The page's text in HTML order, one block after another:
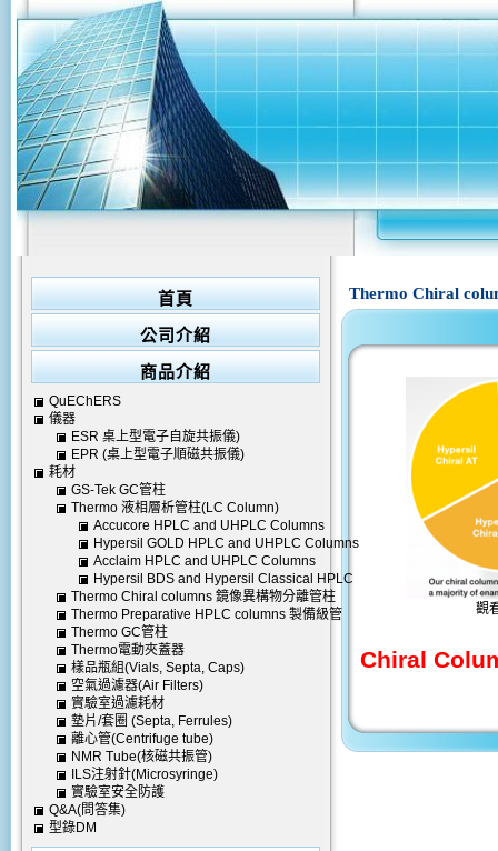
Thermo Chiral
觀
Chiral
首頁
公司介紹
商品介紹
QuEChERS
儀器
ESR 桌上型電子自旋共振儀)
EPR (桌上型電子順磁共振儀)
耗材
GS-Tek GC管柱
Thermo 液相層析管柱(LC Column)
Accucore HPLC and UHPLC Columns
Hypersil GOLD HPLC and UHPLC Columns
Acclaim HPLC and UHPLC Columns
Hypersil BDS and Hypersil Classical HPLC
Columns
Thermo Chiral columns 鏡像異構物分離管柱
Thermo Preparative HPLC columns 製備級管
柱
Thermo GC管柱
Thermo電動夾蓋器
樣品瓶組(Vials, Septa, Caps)
空氣過濾器(Air Filters)
實驗室過濾耗材
墊片/套圈 (Septa, Ferrules)
離心管(Centrifuge tube)
NMR Tube(核磁共振管)
ILS注射針(Microsyringe)
實驗室安全防護
Q&A(問答集)
型錄DM